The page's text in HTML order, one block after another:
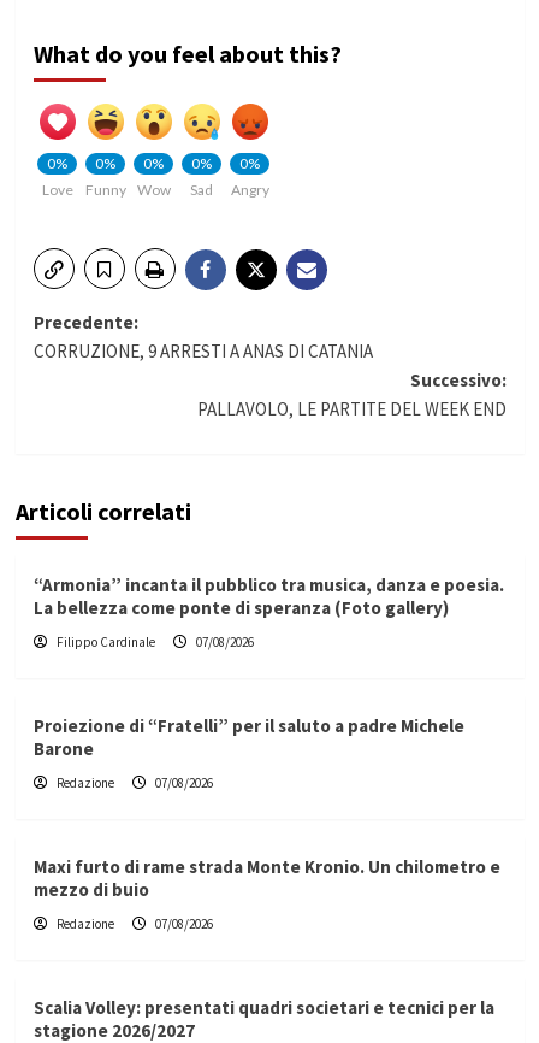
What do you feel about this?
0%
Love
0%
Funny
0%
Wow
0%
Sad
0%
Angry
Navigazione
articolo
Precedente:
CORRUZIONE, 9 ARRESTI A ANAS DI CATANIA
Successivo:
PALLAVOLO, LE PARTITE DEL WEEK END
Articoli correlati
“Armonia” incanta il pubblico tra musica, danza e poesia.
La bellezza come ponte di speranza (Foto gallery)
Filippo Cardinale 07/08/2026
Proiezione di “Fratelli” per il saluto a padre Michele
Barone
Redazione 07/08/2026
Maxi furto di rame strada Monte Kronio. Un chilometro e
mezzo di buio
Redazione 07/08/2026
Scalia Volley: presentati quadri societari e tecnici per la
stagione 2026/2027